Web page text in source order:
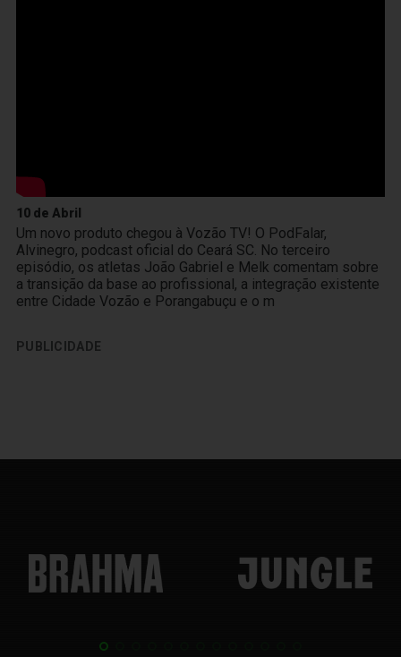
10 de Abril
Um novo produto chegou à Vozão TV! O PodFalar,
Alvinegro, podcast oficial do Ceará SC. No terceiro
episódio, os atletas João Gabriel e Melk comentam sobre
a transição da base ao profissional, a integração existente
entre Cidade Vozão e Porangabuçu e o m
PUBLICIDADE